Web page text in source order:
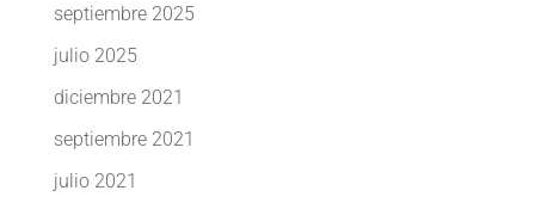
septiembre 2025
julio 2025
diciembre 2021
septiembre 2021
julio 2021